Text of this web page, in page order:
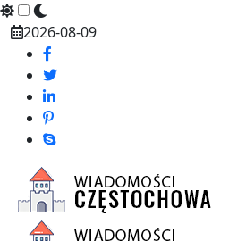
Skip
content
2026-08-09